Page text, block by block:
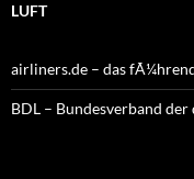
LUFT
airliners.de – das
BDL – Bundesverband